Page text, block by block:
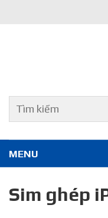
MENU
Sim ghép